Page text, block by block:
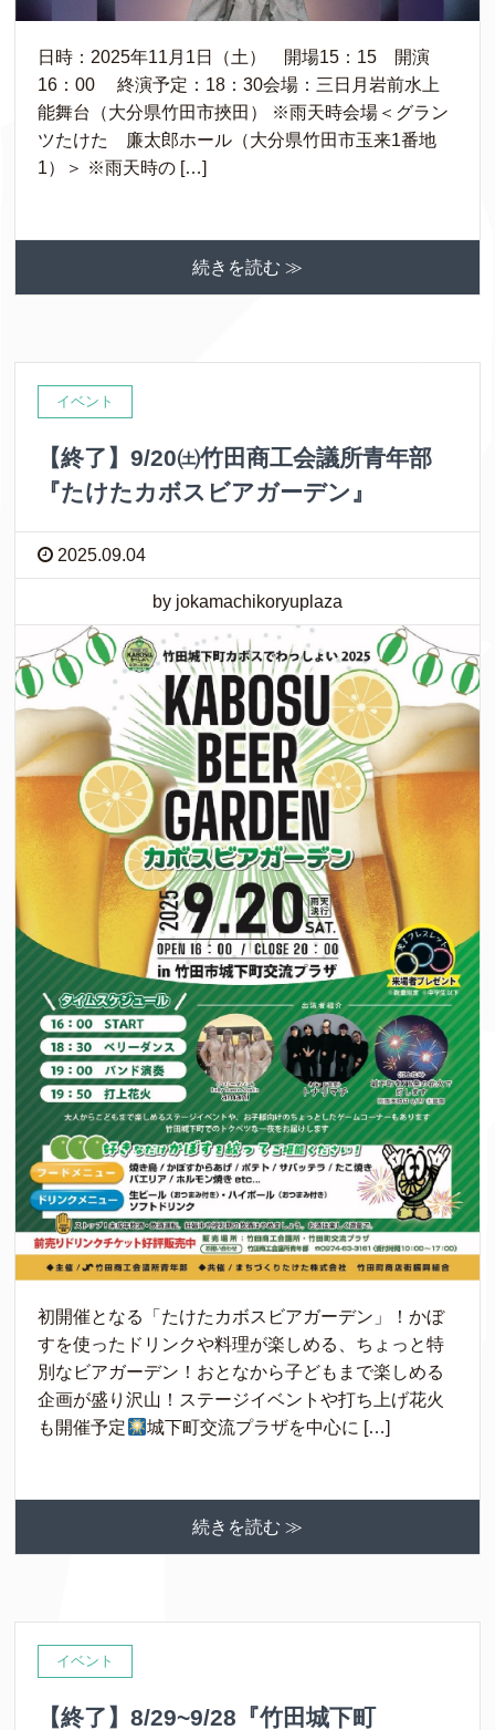
日時：2025年11月1日（土） 開場15：15 開演
16：00 終演予定：18：30会場：三日月岩前水上
能舞台（大分県竹田市挾田） ※雨天時会場＜グラン
ツたけた 廉太郎ホール（大分県竹田市玉来1番地
1）＞ ※雨天時の […]
続きを読む ≫
イベント
【終了】9/20㈯竹田商工会議所青年部
『たけたカボスビアガーデン』
2025.09.04
by jokamachikoryuplaza
初開催となる「たけたカボスビアガーデン」！かぼ
すを使ったドリンクや料理が楽しめる、ちょっと特
別なビアガーデン！おとなから子どもまで楽しめる
企画が盛り沢山！ステージイベントや打ち上げ花火
も開催予定
城下町交流プラザを中心に […]
続きを読む ≫
イベント
【終了】8/29~9/28『竹田城下町